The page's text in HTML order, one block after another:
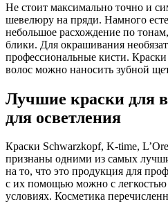
Не стоит максимально точно и
шевелюру на пряди. Намного
небольшое расхождение по
блики. Для окрашивания
профессиональные кисти.
волос можно наносить зубной
Лучшие краски для
для осветления
Краски Schwarzkopf, K-time,
признаны одними из самых
на то, что это продукция для
с их помощью можно с
условиях. Косметика